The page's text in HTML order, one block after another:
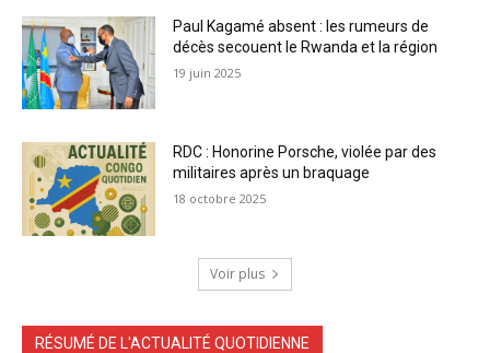
Paul Kagamé absent : les rumeurs de
décès secouent le Rwanda et la région
19 juin 2025
RDC : Honorine Porsche, violée par des
militaires après un braquage
18 octobre 2025
Voir plus
RÉSUMÉ DE L'ACTUALITÉ QUOTIDIENNE